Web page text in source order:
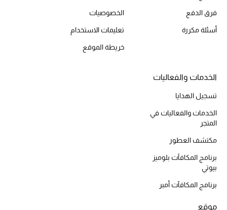
فرق الدفع
أسئلة مكررة
الخصوصيات
تعليمات الاستخدام
خريطة الموقع
الخدمات والفعاليات
تسجيل الهدايا
الخدمات والفعاليات في
المتجر
مكتشف العطور
برنامج المكافآت بلوميز
بيوتي
برنامج المكافآت أمبر
موقع